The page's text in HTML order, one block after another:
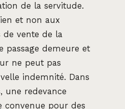
de la servitude.
et non aux
de vente de la
passage demeure et
ne peut pas
indemnité. Dans
une redevance
convenue pour des